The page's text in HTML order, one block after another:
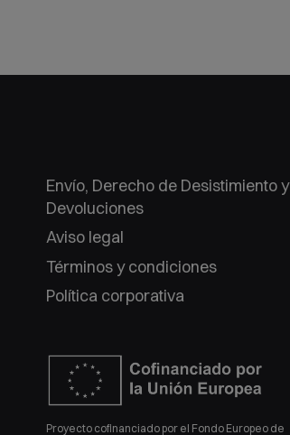
Envío, Derecho de Desistimiento y
Devoluciones
Aviso legal
Términos y condiciones
Política corporativa
Proyecto cofinanciado por el Fondo Europeo de